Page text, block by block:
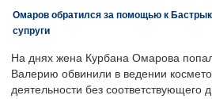
Омаров обратился за помощью к
супруги
На днях жена Курбана Омарова
Валерию обвинили в ведении
деятельности без соответствующего